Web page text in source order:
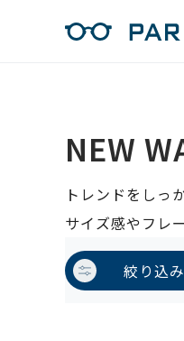
NEW
トレンドをしっ
サイズ感やフレ
絞り込み